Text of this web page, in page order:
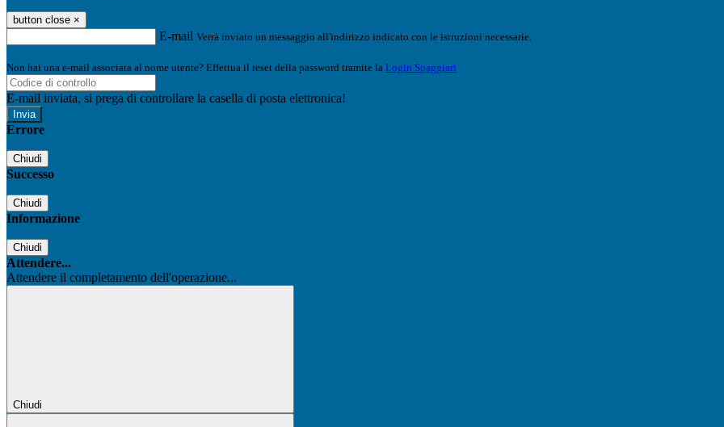
button close ×
E-mail Verrà inviato un messaggio all'indirizzo indicato con le istruzioni necessarie.
Non hai una e-mail associata al nome utente? Effettua il reset della password tramite la Login Spaggiari
E-mail inviata, si prega di controllare la casella di posta elettronica!
Errore
Chiudi
Successo
Chiudi
Informazione
Chiudi
Attendere...
Attendere il completamento dell'operazione...
Chiudi